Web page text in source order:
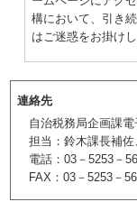
構において、引き
はご迷惑をお掛けし
連絡先
自治税務局企画課
担当：鈴木課長補
電話：03－5253－
FAX：03－5253－